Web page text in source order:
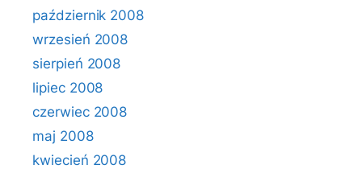
październik 2008
wrzesień 2008
sierpień 2008
lipiec 2008
czerwiec 2008
maj 2008
kwiecień 2008